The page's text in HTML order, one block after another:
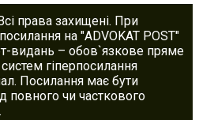
права захищені. При
на "ADVOKAT POST"
видань – обов`язкове пряме
гіперпосилання
Посилання має бути
повного чи часткового